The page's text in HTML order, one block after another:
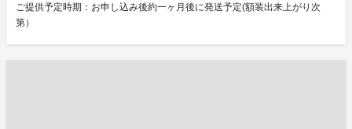
ご提供予定時期：お申し込み後約一ヶ月後に発送予定(額装出来上がり次
第）